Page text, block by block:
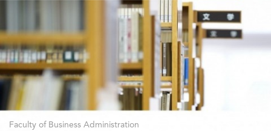
Faculty of Business Administration